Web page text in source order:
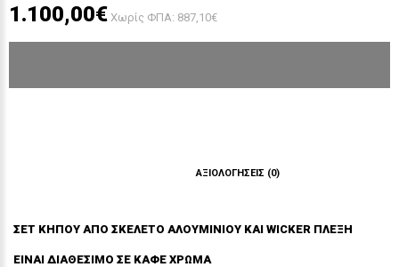
1.100,00€ Χωρίς ΦΠΑ: 887,10€
ΑΞΙΟΛΟΓΉΣΕΙΣ (0)
ΣΕΤ ΚΗΠΟΥ ΑΠΟ ΣΚΕΛΕΤΟ ΑΛΟΥΜΙΝΙΟΥ ΚΑΙ WICKER ΠΛΕΞΗ
EINAI ΔΙΑΘΕΣΙΜΟ ΣΕ ΚΑΦΕ ΧΡΩΜΑ